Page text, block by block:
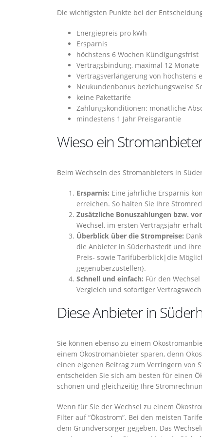
Die wichtigsten Punkte bei der
Energiepreis pro kWh
Ersparnis
höchstens 6 Wochen Kündigungsfrist
Vertragsbindung, maximal 12 Monate
Vertragsverlängerung von höchstens
Neukundenbonus beziehungsweise
keine Pakettarife
Zahlungskonditionen: monatliche
mindestens 1 Jahr Preisgarantie
Wieso ein
Beim Wechseln des Stromanbieters in
Ersparnis: Eine jährliche Ersparnis
erreichen. So halten Sie Ihre
Zusätzliche Bonuszahlungen bzw.
Wechsel, im ersten Vertragsjahr
Überblick über die Strompreise:
die Anbieter in Süderhastedt und
Preis- sowie Tarifüberblick|die
gegenüberzustellen}.
Schnell und einfach: Für den
Vergleich und sofortiger
Diese Anbieter in
Sie können ebenso zu einem
einem Ökostromanbieter sparen, denn
einen eigenen Beitrag zum Verringern von
entscheiden Sie sich am besten für einen
schönen und gleichzeitig Ihre
Wenn für Sie der Wechsel zu einem
Filter auf “Ökostrom”. Bei den meisten
dem Grundversorger gegeben. Das